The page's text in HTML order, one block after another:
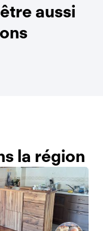
aussi
la région